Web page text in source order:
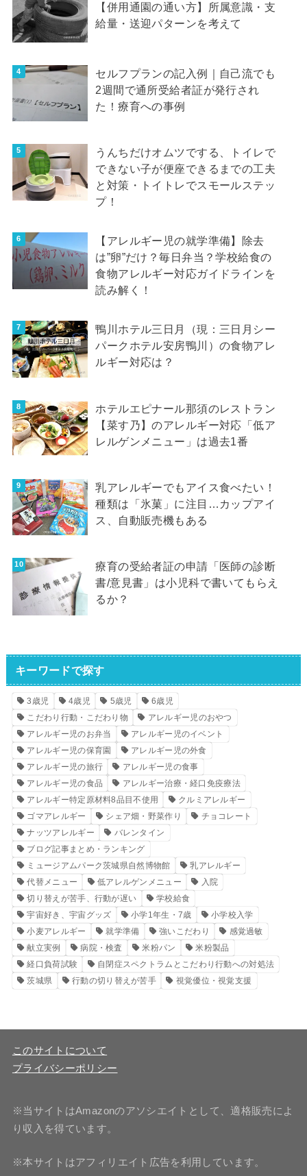
【併用通園の通い方】所属意識・支
給量・送迎パターンを考えて
セルフプランの記入例｜自己流でも
2週間で通所受給者証が発行され
た！療育への事例
うんちだけオムツでする、トイレで
できない子が便座できるまでの工夫
と対策・トイトレでスモールステッ
プ！
【アレルギー児の就学準備】除去
は”卵”だけ？毎日弁当？学校給食の
食物アレルギー対応ガイドラインを
読み解く！
鴨川ホテル三日月（現：三日月シー
パークホテル安房鴨川）の食物アレ
ルギー対応は？
ホテルエピナール那須のレストラン
【菜す乃】のアレルギー対応「低ア
レルゲンメニュー」は過去1番
乳アレルギーでもアイス食べたい！
種類は「氷菓」に注目…カップアイ
ス、自動販売機もある
療育の受給者証の申請「医師の診断
書/意見書」は小児科で書いてもらえ
るか？
キーワードで探す
3歳児 4歳児 5歳児
6歳児
こだわり行動・こだわり物
アレルギー児のおやつ
アレルギー児のお弁当
アレルギー児のイベント
アレルギー児の保育園
アレルギー児の外食
アレルギー児の旅行
アレルギー児の食事
アレルギー児の食品
アレルギー治療・経口免疫療法
アレルギー特定原材料8品目不使用
クルミアレルギー
ゴマアレルギー
シェア畑・野菜作り
チョコレート
ナッツアレルギー
バレンタイン
ブログ記事まとめ・ランキング
ミュージアムパーク茨城県自然博物館
乳アレルギー
代替メニュー
低アレルゲンメニュー
入院
切り替えが苦手、行動が遅い
学校給食
宇宙好き、宇宙グッズ
小学1年生・7歳
小学校入学
小麦アレルギー
就学準備 強いこだわり
感覚過敏
献立実例
病院・検査 米粉パン
米粉製品
経口負荷試験
自閉症スペクトラムとこだわり行動への対処法
茨城県
行動の切り替えが苦手 視覚優位・視覚支援
このサイトについて
プライバシーポリシー
※当サイトはAmazonのアソシエイトとして、適格販売によ
り収入を得ています。
※本サイトはアフィリエイト広告を利用しています。